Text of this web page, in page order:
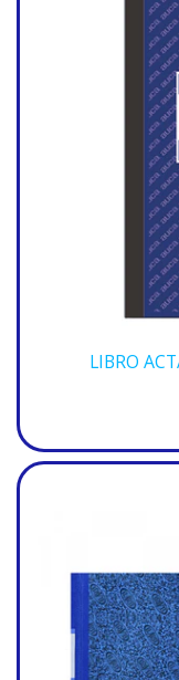
LIBRO